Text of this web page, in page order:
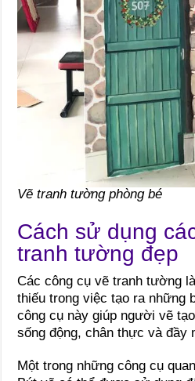
Vẽ tranh tường phòng bé
Cách sử dụng
tranh tường đẹp
Các công cụ vẽ tranh tường
thiếu trong việc tạo ra những
công cụ này giúp người vẽ
sống động, chân thực và đầy
Một trong những công cụ